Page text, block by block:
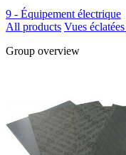
9 - Équipement électrique
All products Vues éclatées
Group overview